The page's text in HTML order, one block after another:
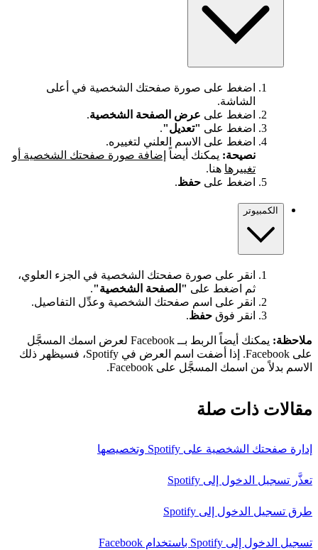
اضغط على صورة صفحتك الشخصية في أعلى
الشاشة.
اضغط على عرض الصفحة الشخصية.
اضغط على "تعديل".
اضغط على الاسم العلني لتغييره.
نصيحة: يمكنك أيضاً إضافة صورة صفحتك الشخصية أو
تغييرها هنا.
اضغط على حفظ.
الكمبيوتر
انقر على صورة صفحتك الشخصية في الجزء العلوي،
ثم اضغط على "الصفحة الشخصية".
انقر على اسم صفحتك الشخصية وعدِّل التفاصيل.
انقر فوق حفظ.
ملاحظة:
يمكنك أيضاً الربط بــ Facebook لعرض اسمك المسجَّل
على Facebook. إذا أضفت اسم العرض في Spotify، فسيظهر ذلك
الاسم بدلاً من اسمك المسجَّل على Facebook.
مقالات ذات صلة
إدارة صفحتك الشخصية على Spotify وتخصيصها
تعذَّر تسجيل الدخول إلى Spotify
طرق تسجيل الدخول إلى Spotify
تسجيل الدخول إلى Spotify باستخدام Facebook